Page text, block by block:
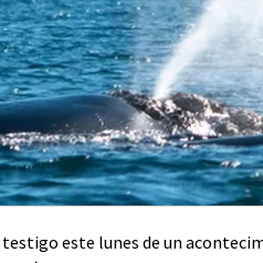
testigo este lunes de un